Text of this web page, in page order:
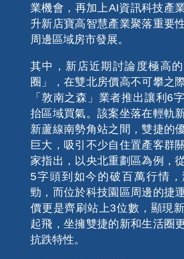
業機會，再加上AI資訊科技產
升新店寶高智慧產業聚落重要
周邊區域房市發展。
其中，新店近期討論度極高
圈」，在雙北房價高不可攀之
「敦南之森」業者推出讓利6
抬區域買氣。該案坐落在輕軌
新蘆線南勢角站之間，雙捷的
巨大，吸引不少自住置產客群
家指出，以央北重劃區為例，
5字頭到如今的破百萬行情
勁，而位於科技園區周邊的捷
價更是齊刷站上3位數，顯現
起飛，坐擁雙捷的新和生活圈
抗跌特性。